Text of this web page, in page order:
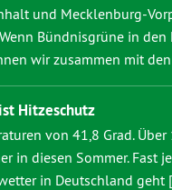
und Mecklenburg-
Bündnisgrüne in den
wir zusammen mit
Hitzeschutz
von 41,8 Grad. Über
in diesen Sommer. Fast
in Deutschland geht